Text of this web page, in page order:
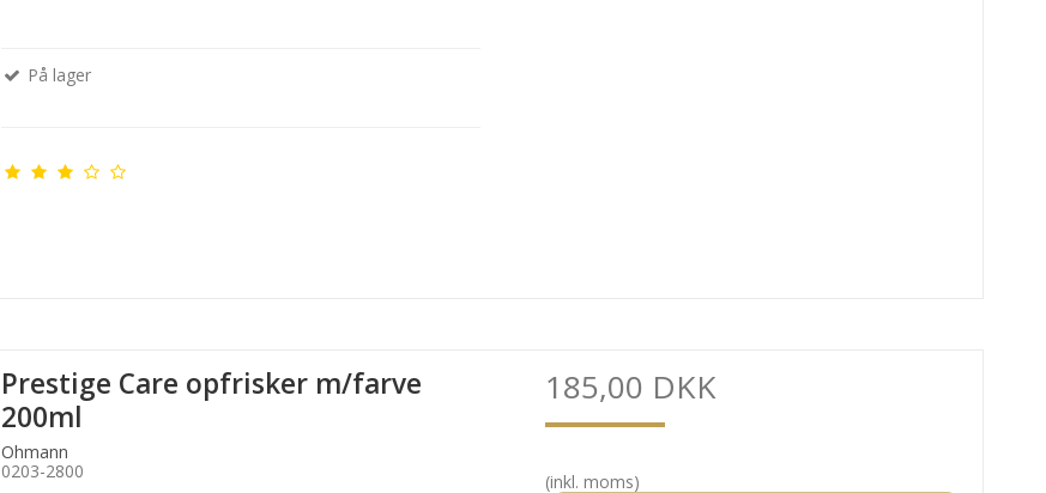
På lager
Prestige Care opfrisker m/farve
200ml
Ohmann
0203-2800
185,00 DKK
(inkl. moms)